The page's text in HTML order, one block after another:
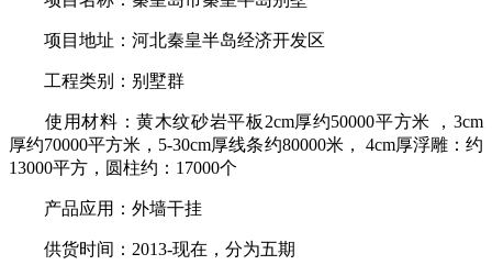
项目地址：河北秦皇半岛经济开发区
工程类别：别墅群
使用材料：黄木纹砂岩平板2cm厚约50000平方米 ，3cm
厚约70000平方米，5-30cm厚线条约80000米， 4cm厚浮雕：约
13000平方，圆柱约：17000个
产品应用：外墙干挂
供货时间：2013-现在，分为五期